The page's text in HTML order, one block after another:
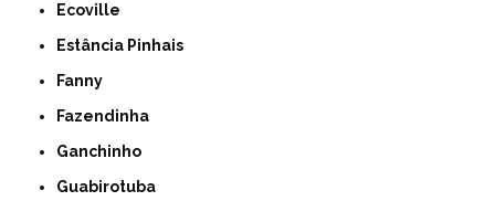
Ecoville
Estância Pinhais
Fanny
Fazendinha
Ganchinho
Guabirotuba